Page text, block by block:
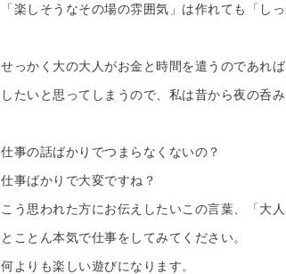
「楽しそうなその場の雰囲気」は作れても「し
せっかく大の大人がお金と時間を遣うのであれ
したいと思ってしまうので、私は昔から夜の呑
仕事の話ばかりでつまらなくないの？
仕事ばかりで大変ですね？
こう思われた方にお伝えしたいこの言葉、「大
とことん本気で仕事をしてみてください。
何よりも楽しい遊びになります。